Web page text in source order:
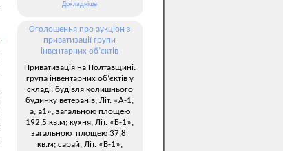
Докладніше
Оголошення про аукціон з
приватизації групи
інвентарних об’єктів
Приватизація на Полтавщині:
група інвентарних об’єктів у
складі: будівля колишнього
будинку ветеранів, Літ. «А-1,
а, а1», загальною площею
192,5 кв.м; кухня, Літ. «Б-1»,
загальною площею 37,8
кв.м; сарай, Літ. «В-1»,